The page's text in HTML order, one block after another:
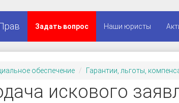
Задать вопрос Наши юристы
обеспечение Гарантии, льготы,
искового